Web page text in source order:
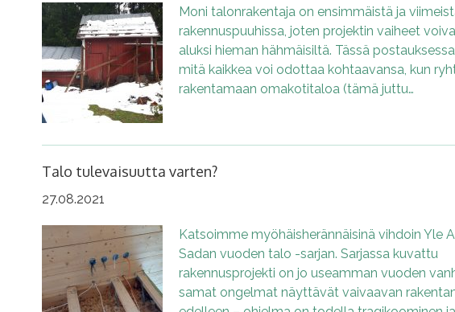
Moni talonrakentaja on ensimmäistä ja
rakennuspuuhissa, joten projektin vaiheet
aluksi hieman hähmäisiltä. Tässä postauksessa
mitä kaikkea voi odottaa kohtaavansa, kun
rakentamaan omakotitaloa (tämä juttu…
Talo tulevaisuutta varten?
27.08.2021
Katsoimme myöhäisherännäisinä vihdoin Yle
Sadan vuoden talo -sarjan. Sarjassa kuvattu
rakennusprojekti on jo useamman vuoden
samat ongelmat näyttävät vaivaavan